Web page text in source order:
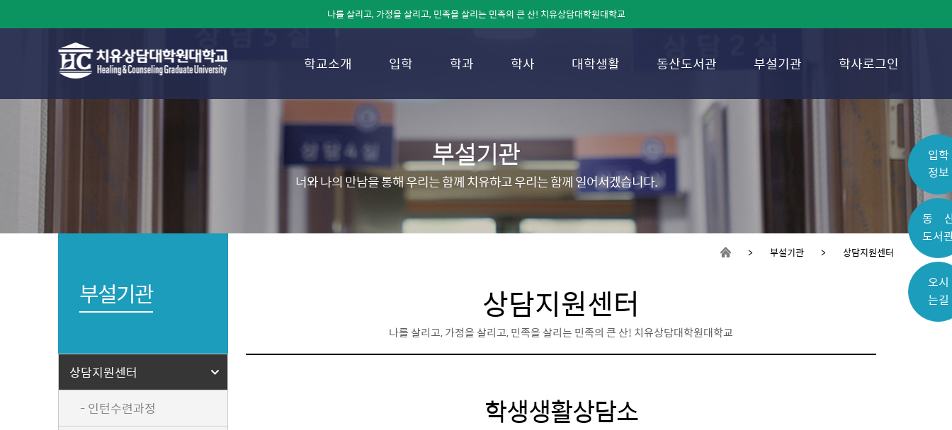
나를 살리고, 가정을 살리고, 민족을 살리는 민족의 큰 산! 치유상담대학원대학교
입학
정보
동
도서
오시
는길
학교소개 입학 학과 학사 대학생활 동산도서관 부설기관 학사로그인
부설기관
너와 나의 만남을 통해 우리는 함께 치유하고 우리는 함께 일어서겠습니다.
부설기관
상담지원센터
- 인턴수련과정
> 부설기관 > 상담지원센터
상담지원센터
나를 살리고, 가정을 살리고, 민족을 살리는 민족의 큰 산! 치유상담대학원대학교
학생생활상담소